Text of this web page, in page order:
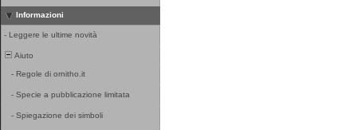
Informazioni
- Leggere le ultime novità
Aiuto
- Regole di ornitho.it
- Specie a pubblicazione limitata
- Spiegazione dei simboli